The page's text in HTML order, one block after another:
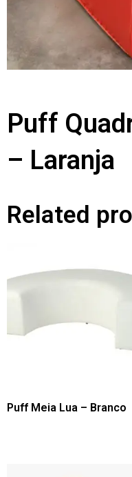
Puff
– Laranja
Related
Puff Meia Lua – Branco